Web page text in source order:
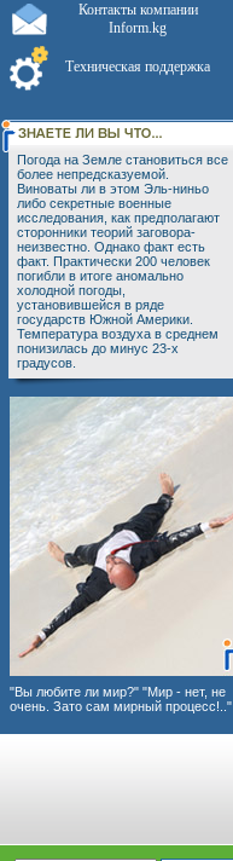
Контакты компании
Inform.kg
Техническая поддержка
Погода на Земле становиться все
более непредсказуемой.
Виноваты ли в этом Эль-ниньо
либо секретные военные
исследования, как предполагают
сторонники теорий заговора-
неизвестно. Однако факт есть
факт. Практически 200 человек
погибли в итоге аномально
холодной погоды,
установившейся в ряде
государств Южной Америки.
Температура воздуха в среднем
понизилась до минус 23-х
градусов.
"Вы любите ли мир?" "Мир - нет, не
очень. Зато сам мирный процесс!.."